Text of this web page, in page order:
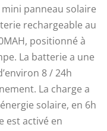
panneau solaire
rechargeable au
positionné à
La batterie a une
8 / 24h
La charge a
solaire, en 6h
est activé en